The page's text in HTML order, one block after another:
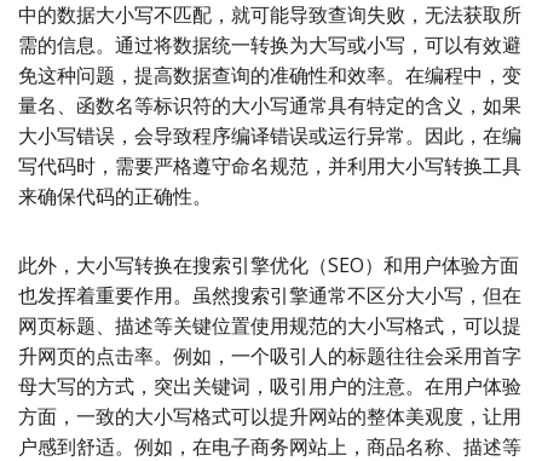
中的数据大小写不匹配，就可能导致查询失败，无法获取所
需的信息。通过将数据统一转换为大写或小写，可以有效避
免这种问题，提高数据查询的准确性和效率。在编程中，变
量名、函数名等标识符的大小写通常具有特定的含义，如果
大小写错误，会导致程序编译错误或运行异常。因此，在编
写代码时，需要严格遵守命名规范，并利用大小写转换工具
来确保代码的正确性。
此外，大小写转换在搜索引擎优化（SEO）和用户体验方面
也发挥着重要作用。虽然搜索引擎通常不区分大小写，但在
网页标题、描述等关键位置使用规范的大小写格式，可以提
升网页的点击率。例如，一个吸引人的标题往往会采用首字
母大写的方式，突出关键词，吸引用户的注意。在用户体验
方面，一致的大小写格式可以提升网站的整体美观度，让用
户感到舒适。例如，在电子商务网站上，商品名称、描述等